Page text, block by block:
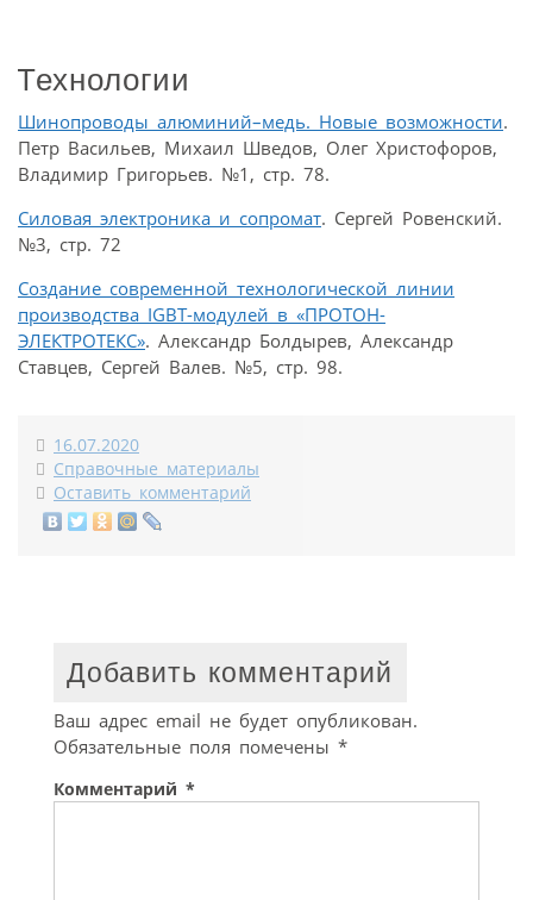
Технологии
Шинопроводы алюминий–медь. Новые возможности.
Петр Васильев, Михаил Шведов, Олег Христофоров,
Владимир Григорьев. №1, стр. 78.
Силовая электроника и сопромат. Сергей Ровенский.
№3, стр. 72
Создание современной технологической линии
производства IGBT-модулей в «ПРОТОН-
ЭЛЕКТРОТЕКС». Александр Болдырев, Александр
Ставцев, Сергей Валев. №5, стр. 98.
16.07.2020
Справочные материалы
Оставить комментарий
Добавить комментарий
Ваш адрес email не будет опубликован.
Обязательные поля помечены *
Комментарий *